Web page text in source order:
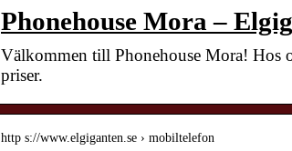
Phonehouse Mora –
Välkommen till Phonehouse Mora! Hos
priser.
http s://www.elgiganten.se › mobiltelefon